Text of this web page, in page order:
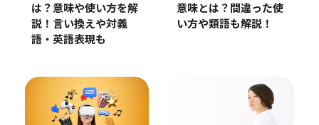
は？意味や使い方を解
説！言い換えや対義
語・英語表現も
意味とは？間違った使
い方や類語も解説！